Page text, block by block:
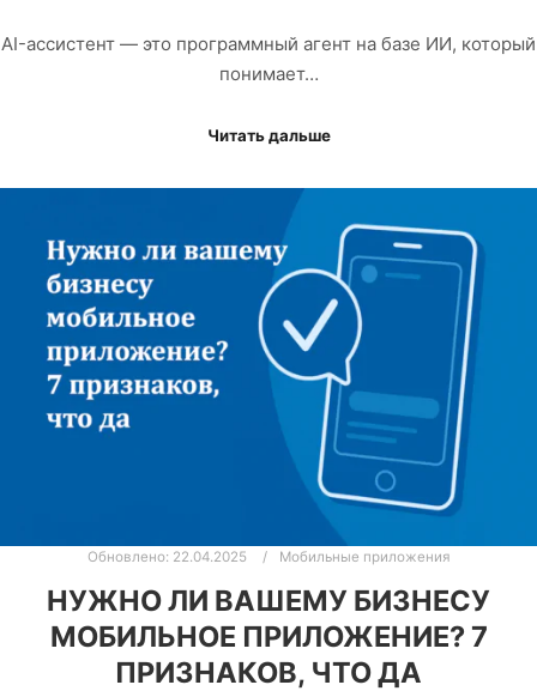
AI-ассистент — это программный агент на базе ИИ, который
понимает…
Читать дальше
Обновлено: 22.04.2025 Мобильные приложения
НУЖНО ЛИ ВАШЕМУ БИЗНЕСУ
МОБИЛЬНОЕ ПРИЛОЖЕНИЕ? 7
ПРИЗНАКОВ, ЧТО ДА